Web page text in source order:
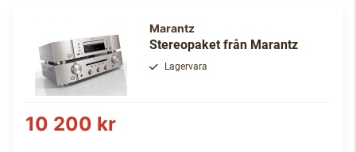
Marantz
Stereopaket från Marantz
Lagervara
10 200 kr